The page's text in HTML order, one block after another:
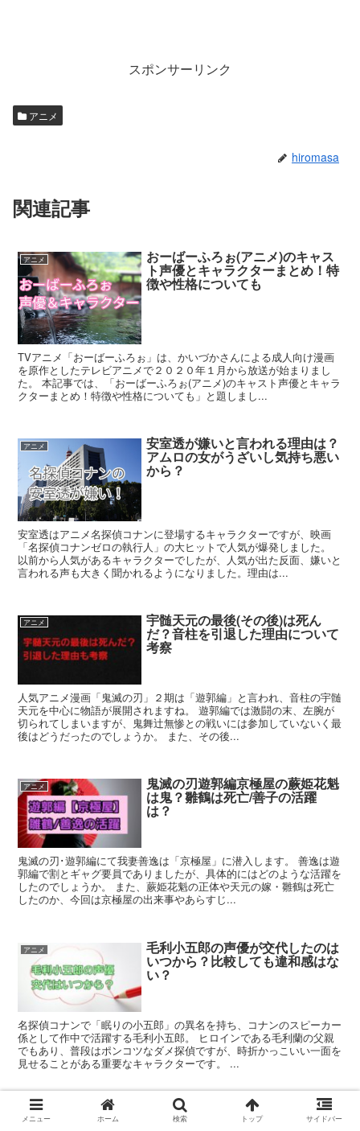
スポンサーリンク
アニメ
hiromasa
関連記事
アニメ おーばーふろぉ(アニメ)のキャス
ト声優とキャラクターまとめ！特
徴や性格についても
TVアニメ「おーばーふろぉ」は、かいづかさんによる成人向け漫画
を原作としたテレビアニメで２０２０年１月から放送が始まりまし
た。 本記事では、「おーばーふろぉ(アニメ)のキャスト声優とキャラ
クターまとめ！特徴や性格についても」と題しまし...
アニメ 安室透が嫌いと言われる理由は？
アムロの女がうざいし気持ち悪い
から？
安室透はアニメ名探偵コナンに登場するキャラクターですが、映画
「名探偵コナンゼロの執行人」の大ヒットで人気が爆発しました。
以前から人気があるキャラクターでしたが、人気が出た反面、嫌いと
言われる声も大きく聞かれるようになりました。理由は...
アニメ 宇髄天元の最後(その後)は死ん
だ？音柱を引退した理由について
考察
人気アニメ漫画「鬼滅の刃」２期は「遊郭編」と言われ、音柱の宇髄
天元を中心に物語が展開されますね。 遊郭編では激闘の末、左腕が
切られてしまいますが、鬼舞辻無惨との戦いには参加していないく最
後はどうだったのでしょうか。 また、その後...
アニメ 鬼滅の刃遊郭編京極屋の蕨姫花魁
は鬼？雛鶴は死亡/善子の活躍
は？
鬼滅の刃･遊郭編にて我妻善逸は「京極屋」に潜入します。 善逸は遊
郭編で割とギャグ要員でありましたが、具体的にはどのような活躍を
したのでしょうか。 また、蕨姫花魁の正体や天元の嫁・雛鶴は死亡
したのか、今回は京極屋の出来事やあらすじ...
アニメ 毛利小五郎の声優が交代したのは
いつから？比較しても違和感はな
い？
名探偵コナンで「眠りの小五郎」の異名を持ち、コナンのスピーカー
係として作中で活躍する毛利小五郎。 ヒロインである毛利蘭の父親
でもあり、普段はポンコツなダメ探偵ですが、時折かっこいい一面を
見せることがある重要なキャラクターです。 ...
アニメ 我妻善逸がうるさいしうざいから
嫌い！なぜ人気があるのか考察
メニュー ホーム 検索 トップ サイドバー